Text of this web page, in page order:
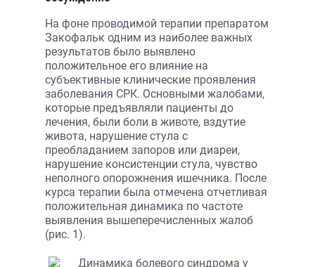
На фоне проводимой терапии препаратом
Закофальк одним из наиболее важных
результатов было выявлено
положительное его влияние на
субъективные клинические проявления
заболевания СРК. Основными жалобами,
которые предъявляли пациенты до
лечения, были боли в животе, вздутие
живота, нарушение стула с
преобладанием запоров или диареи,
нарушение консистенции стула, чувство
неполного опорожнения ишечника. После
курса терапии была отмечена отчетливая
положительная динамика по частоте
выявления вышеперечисленных жалоб
(рис. 1).